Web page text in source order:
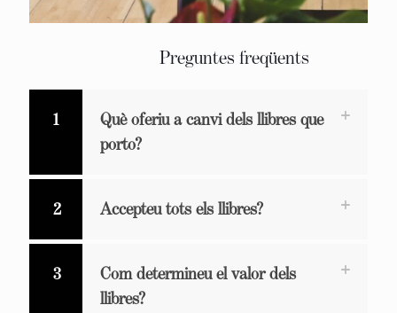
Preguntes freqüents
1
Què oferiu a canvi dels llibres que
porto?
2 Accepteu tots els llibres?
3
Com determineu el valor dels
llibres?